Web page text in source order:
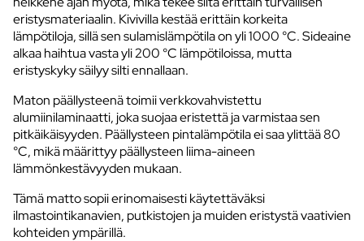
eristysmateriaalin. Kivivilla kestää erittäin korkeita
lämpötiloja, sillä sen sulamislämpötila on yli 1000 °C. Sideaine
alkaa haihtua vasta yli 200 °C lämpötiloissa, mutta
eristyskyky säilyy silti ennallaan.
Maton päällysteenä toimii verkkovahvistettu
alumiinilaminaatti, joka suojaa eristettä ja varmistaa sen
pitkäikäisyyden. Päällysteen pintalämpötila ei saa ylittää 80
°C, mikä määrittyy päällysteen liima-aineen
lämmönkestävyyden mukaan.
Tämä matto sopii erinomaisesti käytettäväksi
ilmastointikanavien, putkistojen ja muiden eristystä vaativien
kohteiden ympärillä.